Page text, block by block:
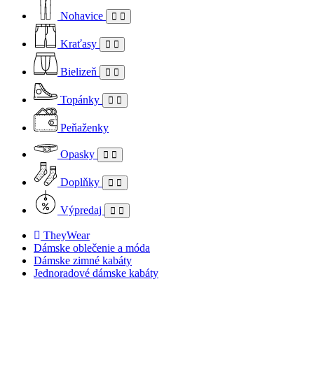
Nohavice
Kraťasy
Bielizeň
Topánky
Peňaženky
Opasky
Doplňky
Výpredaj
TheyWear
Dámske oblečenie a móda
Dámske zimné kabáty
Jednoradové dámske kabáty